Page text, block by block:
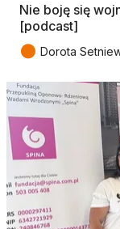
Nie boję się
[podcast]
● Dorota